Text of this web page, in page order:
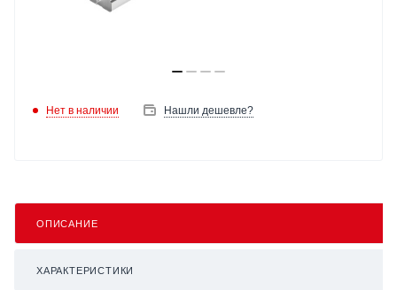
Нет в наличии Нашли дешевле?
ОПИСАНИЕ
ХАРАКТЕРИСТИКИ